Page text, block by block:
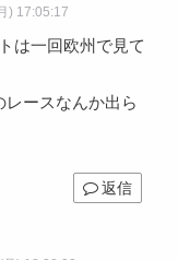
) 17:05:17
は一回欧州で見て
レースなんか出ら
返信